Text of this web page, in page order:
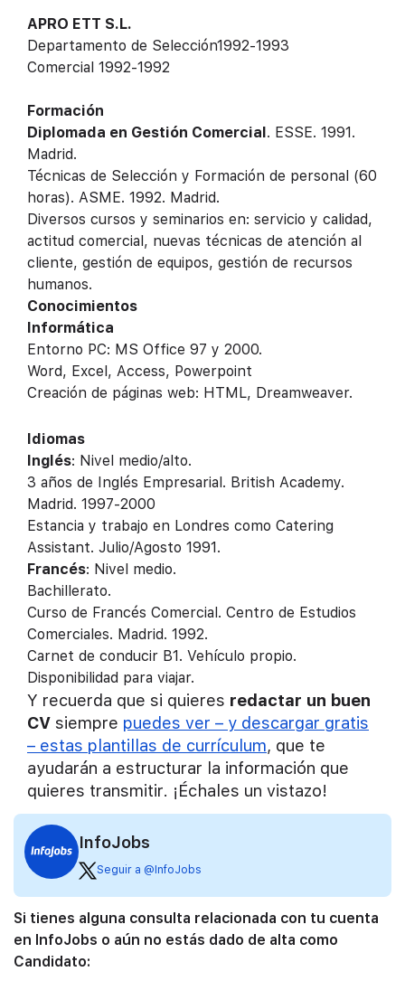
APRO ETT S.L.
Departamento de Selección1992-1993
Comercial 1992-1992
Formación
Diplomada en Gestión Comercial . ESSE. 1991.
Madrid.
Técnicas de Selección y Formación de personal (60
horas). ASME. 1992. Madrid.
Diversos cursos y seminarios en: servicio y calidad,
actitud comercial, nuevas técnicas de atención al
cliente, gestión de equipos, gestión de recursos
humanos.
Conocimientos
Informática
Entorno PC: MS Office 97 y 2000.
Word, Excel, Access, Powerpoint
Creación de páginas web: HTML, Dreamweaver.
Idiomas
Inglés: Nivel medio/alto.
3 años de Inglés Empresarial. British Academy.
Madrid. 1997-2000
Estancia y trabajo en Londres como Catering
Assistant. Julio/Agosto 1991.
Francés: Nivel medio.
Bachillerato.
Curso de Francés Comercial. Centro de Estudios
Comerciales. Madrid. 1992.
Carnet de conducir B1. Vehículo propio.
Disponibilidad para viajar.
Y recuerda que si quieres redactar un buen
CV siempre puedes ver – y descargar gratis
– estas plantillas de currículum, que te
ayudarán a estructurar la información que
quieres transmitir. ¡Échales un vistazo!
InfoJobs
Seguir a @InfoJobs
Si tienes alguna consulta relacionada con tu cuenta
en InfoJobs o aún no estás dado de alta como
Candidato: